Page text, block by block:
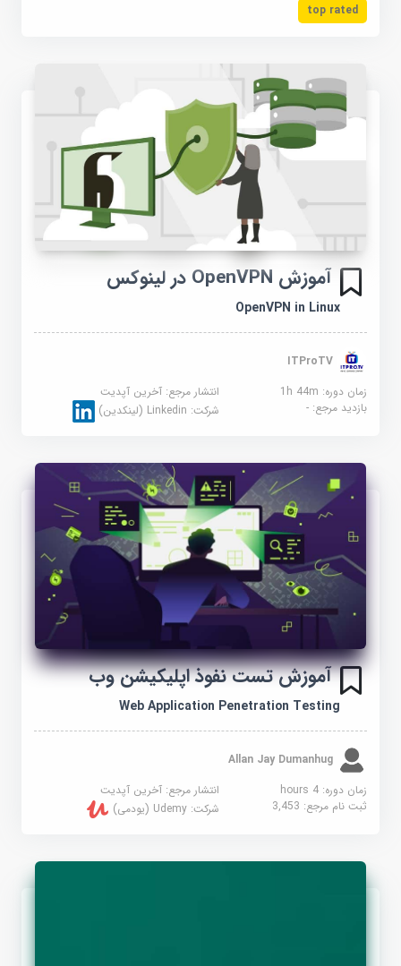
top rated
آموزش OpenVPN در لینوکس
OpenVPN in Linux
ITProTV
زمان دوره: 1h 44m
انتشار مرجع:آخرین آپدیت
بازدید مرجع:- شرکت:Linkedin (لینکدین)
آموزش تست نفوذ اپلیکیشن وب
Web Application Penetration Testing
Allan Jay Dumanhug
زمان دوره: 4 hours
انتشار مرجع:آخرین آپدیت
ثبت نام مرجع:3,453 شرکت:Udemy (یودمی)